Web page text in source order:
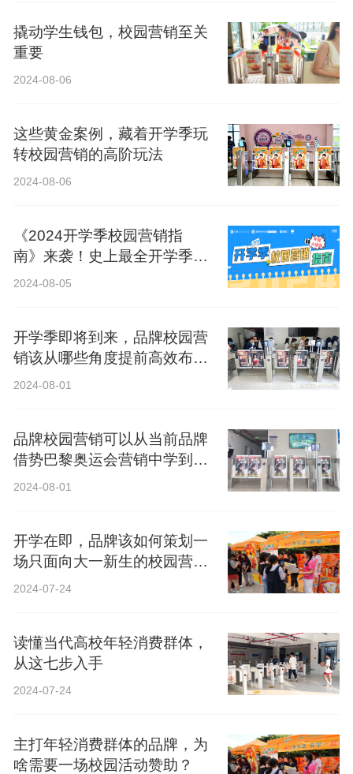
撬动学生钱包，校园营销至关
重要
2024-08-06
这些黄金案例，藏着开学季玩
转校园营销的高阶玩法
2024-08-06
《2024开学季校园营销指
南》来袭！史上最全开学季营
销攻略！
2024-08-05
开学季即将到来，品牌校园营
销该从哪些角度提前高效布
局？
2024-08-01
品牌校园营销可以从当前品牌
借势巴黎奥运会营销中学到什
么？
2024-08-01
开学在即，品牌该如何策划一
场只面向大一新生的校园营
销？
2024-07-24
读懂当代高校年轻消费群体，
从这七步入手
2024-07-24
主打年轻消费群体的品牌，为
啥需要一场校园活动赞助？